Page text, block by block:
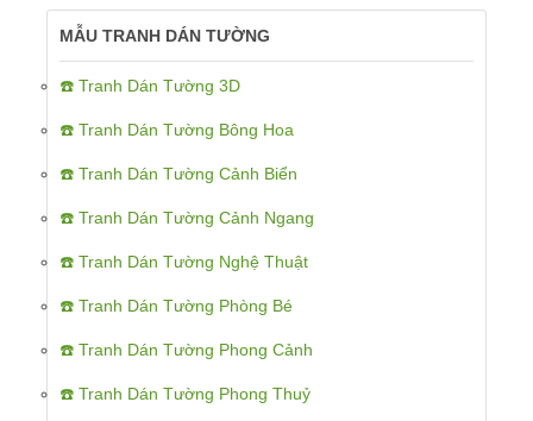
MẪU TRANH DÁN TƯỜNG
☎️ Tranh Dán Tường 3D
☎️ Tranh Dán Tường Bông Hoa
☎️ Tranh Dán Tường Cảnh Biển
☎️ Tranh Dán Tường Cảnh Ngang
☎️ Tranh Dán Tường Nghệ Thuật
☎️ Tranh Dán Tường Phòng Bé
☎️ Tranh Dán Tường Phong Cảnh
☎️ Tranh Dán Tường Phong Thuỷ